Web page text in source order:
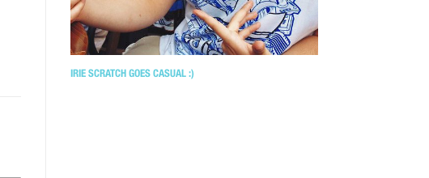
IRIE SCRATCH GOES CASUAL :)